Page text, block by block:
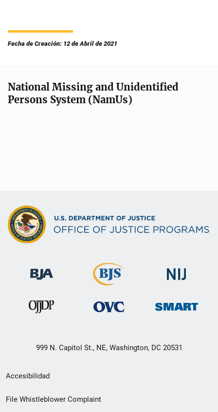
Fecha de Creación: 12 de Abril de 2021
National Missing and Unidentified
Persons System (NamUs)
999 N. Capitol St., NE, Washington, DC 20531
Menú
de
Accesibilidad
File Whistleblower Complaint